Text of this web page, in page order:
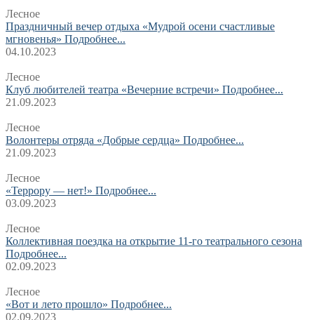
Лесное
Праздничный вечер отдыха «Мудрой осени счастливые
мгновенья» Подробнее...
04.10.2023
Лесное
Клуб любителей театра «Вечерние встречи» Подробнее...
21.09.2023
Лесное
Волонтеры отряда «Добрые сердца» Подробнее...
21.09.2023
Лесное
«Террору — нет!» Подробнее...
03.09.2023
Лесное
Коллективная поездка на открытие 11-го театрального сезона
Подробнее...
02.09.2023
Лесное
«Вот и лето прошло» Подробнее...
02.09.2023